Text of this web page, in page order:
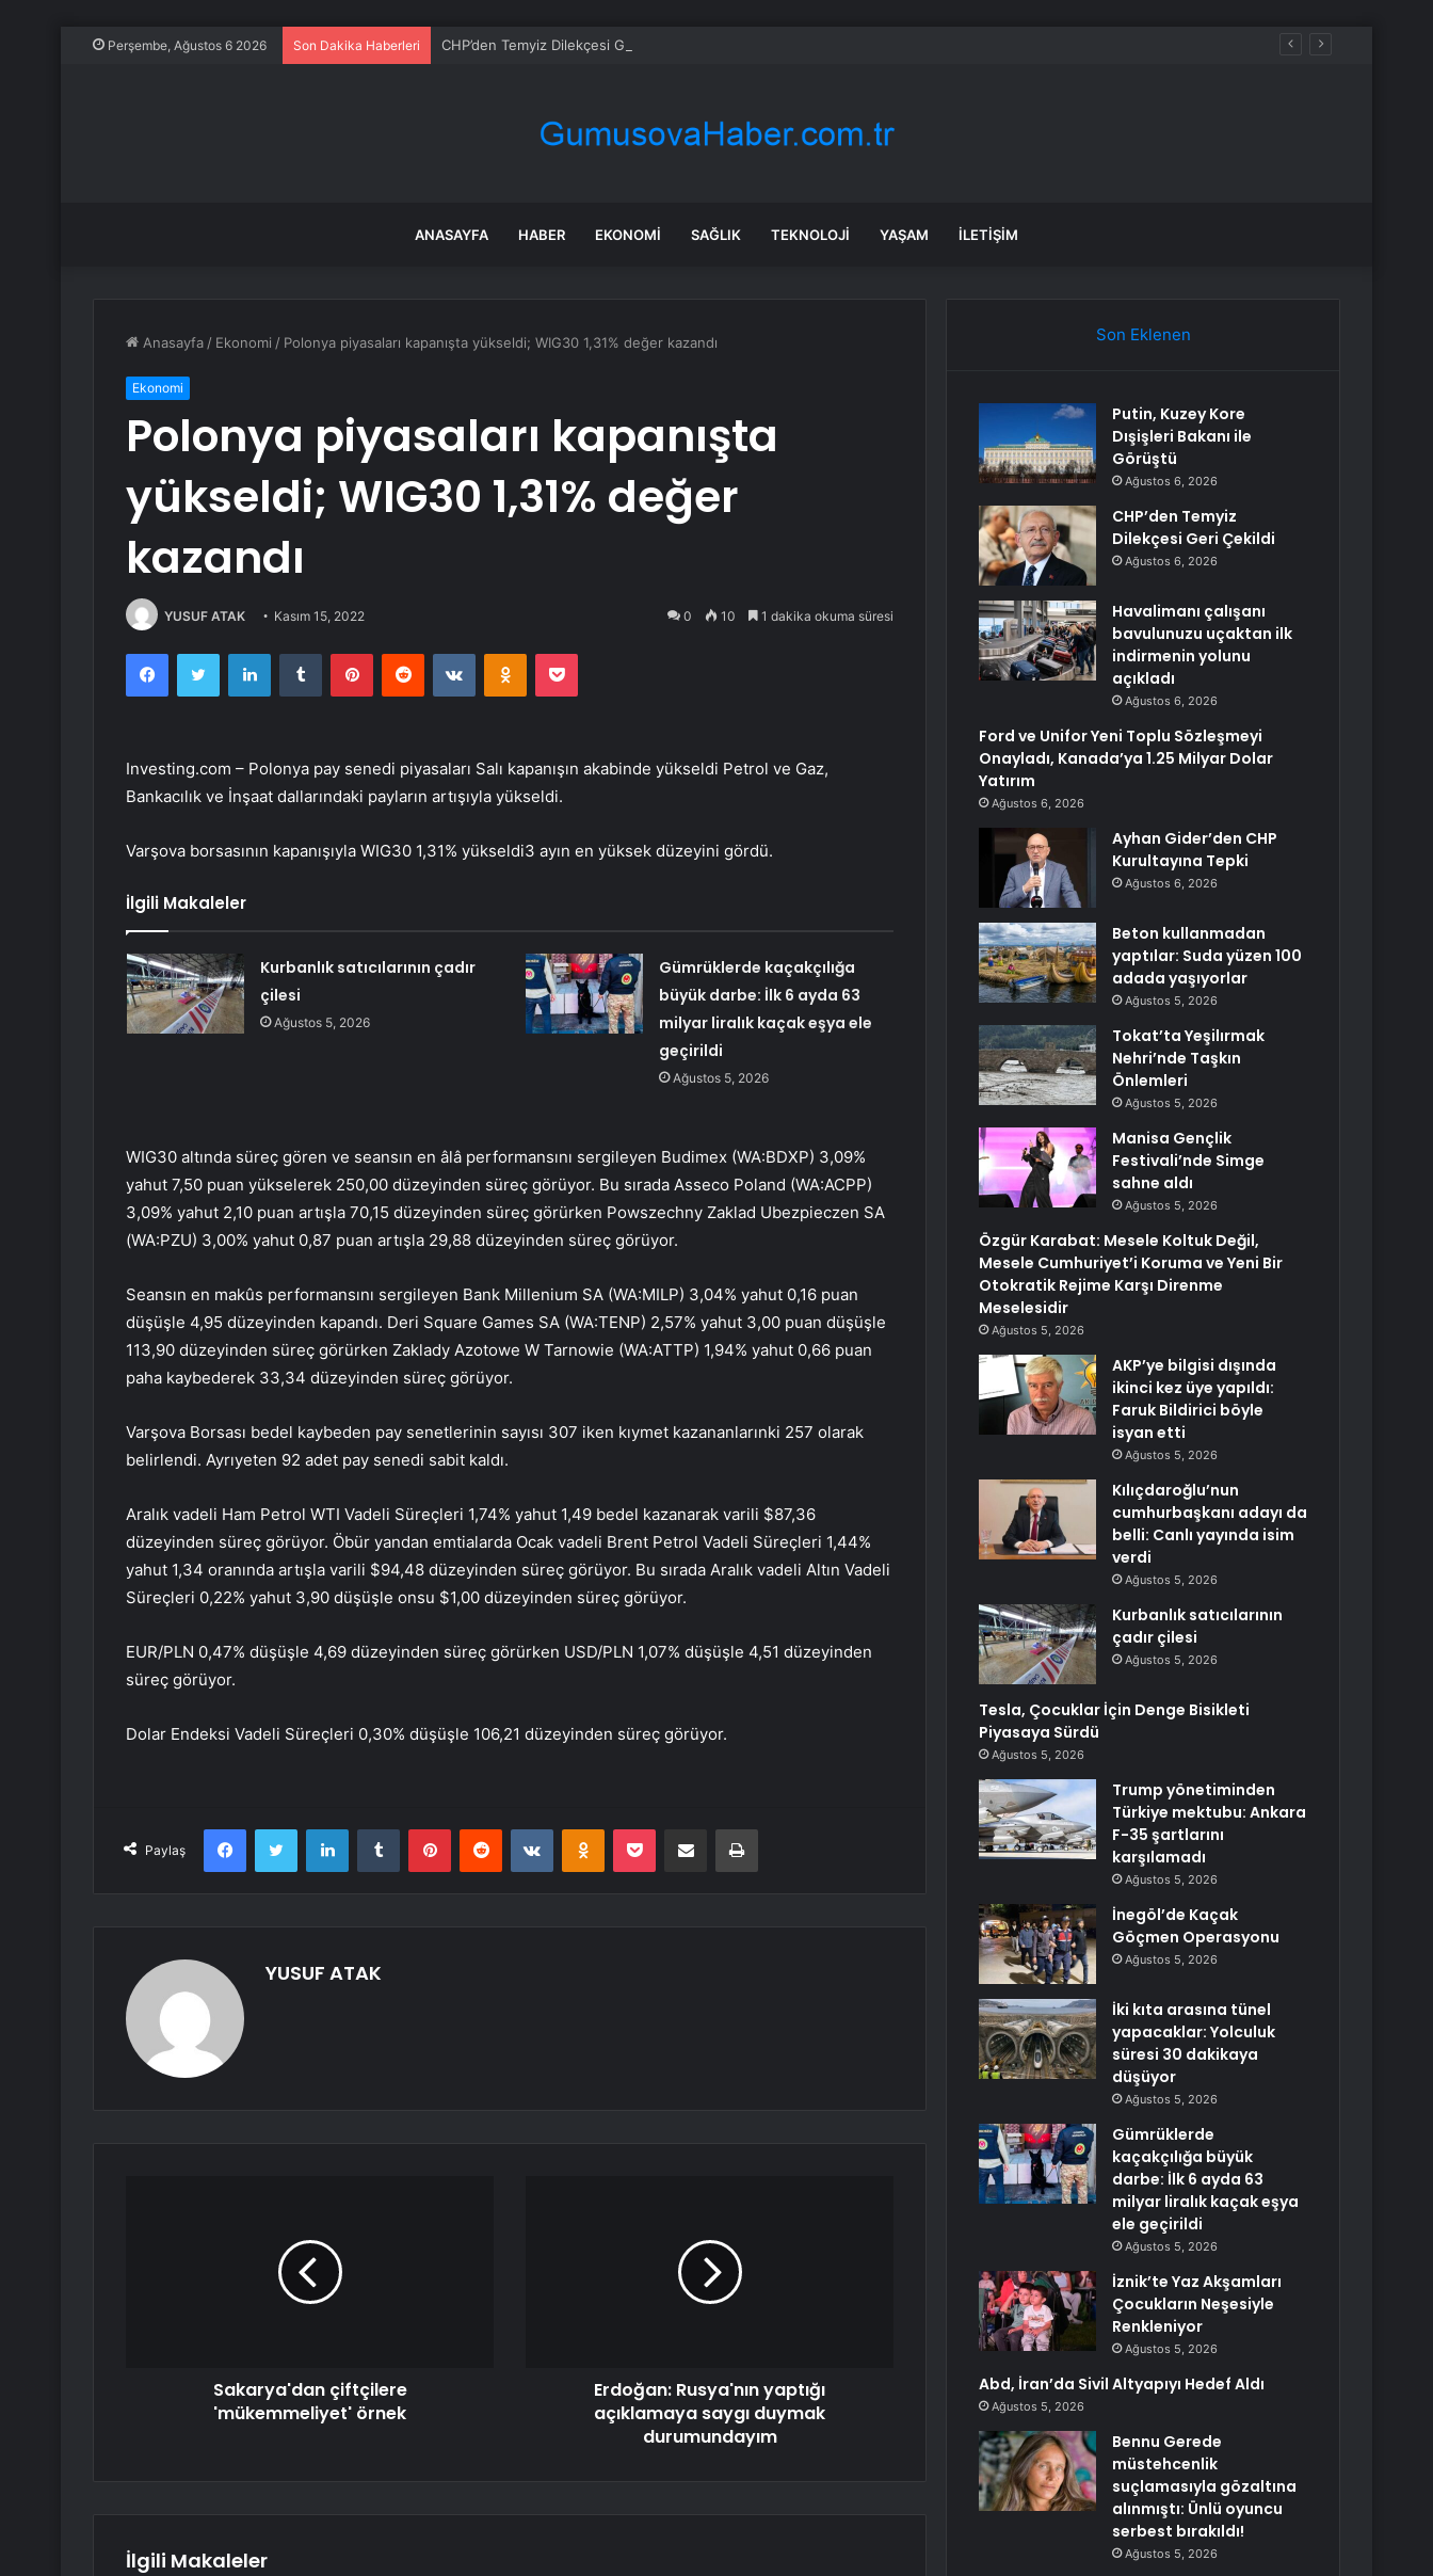
Perşembe, Ağustos 6 2026 Son Dakika Haberleri CHP’den Temyiz Dilekçesi Geri Çekildi
ANASAYFA HABER EKONOMI SAĞLIK TEKNOLOJI YAŞAM İLETIŞIM
Anasayfa / Ekonomi / Polonya piyasaları kapanışta yükseldi; WIG30 1,31% değer kazandı
Ekonomi
Polonya piyasaları kapanışta
yükseldi; WIG30 1,31% değer
kazandı
YUSUF ATAK Kasım 15, 2022 0 10 1 dakika okuma süresi
FacebookTwitter LinkedInTumblr PinterestReddit VKontakteOdnoklassniki
Pocket
Investing.com – Polonya pay senedi piyasaları Salı kapanışın akabinde yükseldi Petrol ve Gaz,
Bankacılık ve İnşaat dallarındaki payların artışıyla yükseldi.
Varşova borsasının kapanışıyla WIG30 1,31% yükseldi3 ayın en yüksek düzeyini gördü.
İlgili Makaleler
Kurbanlık satıcılarının çadır
çilesi
Ağustos 5, 2026
Gümrüklerde kaçakçılığa
büyük darbe: İlk 6 ayda 63
milyar liralık kaçak eşya ele
geçirildi
Ağustos 5, 2026
WIG30 altında süreç gören ve seansın en âlâ performansını sergileyen Budimex (WA:BDXP) 3,09%
yahut 7,50 puan yükselerek 250,00 düzeyinden süreç görüyor. Bu sırada Asseco Poland (WA:ACPP)
3,09% yahut 2,10 puan artışla 70,15 düzeyinden süreç görürken Powszechny Zaklad Ubezpieczen SA
(WA:PZU) 3,00% yahut 0,87 puan artışla 29,88 düzeyinden süreç görüyor.
Seansın en makûs performansını sergileyen Bank Millenium SA (WA:MILP) 3,04% yahut 0,16 puan
düşüşle 4,95 düzeyinden kapandı. Deri Square Games SA (WA:TENP) 2,57% yahut 3,00 puan düşüşle
113,90 düzeyinden süreç görürken Zaklady Azotowe W Tarnowie (WA:ATTP) 1,94% yahut 0,66 puan
paha kaybederek 33,34 düzeyinden süreç görüyor.
Varşova Borsası bedel kaybeden pay senetlerinin sayısı 307 iken kıymet kazananlarınki 257 olarak
belirlendi. Ayrıyeten 92 adet pay senedi sabit kaldı.
Aralık vadeli Ham Petrol WTI Vadeli Süreçleri 1,74% yahut 1,49 bedel kazanarak varili $87,36
düzeyinden süreç görüyor. Öbür yandan emtialarda Ocak vadeli Brent Petrol Vadeli Süreçleri 1,44%
yahut 1,34 oranında artışla varili $94,48 düzeyinden süreç görüyor. Bu sırada Aralık vadeli Altın Vadeli
Süreçleri 0,22% yahut 3,90 düşüşle onsu $1,00 düzeyinden süreç görüyor.
EUR/PLN 0,47% düşüşle 4,69 düzeyinden süreç görürken USD/PLN 1,07% düşüşle 4,51 düzeyinden
süreç görüyor.
Dolar Endeksi Vadeli Süreçleri 0,30% düşüşle 106,21 düzeyinden süreç görüyor.
Paylaş
FacebookTwitter LinkedInTumblr PinterestReddit VKontakteOdnoklassniki
Pocket E-Posta ile paylaş Yazdır
YUSUF ATAK
Sakarya'dan çiftçilere
'mükemmeliyet' örnek
Erdoğan: Rusya'nın yaptığı
açıklamaya saygı duymak
durumundayım
İlgili Makaleler
Son Eklenen
Putin, Kuzey Kore
Dışişleri Bakanı ile
Görüştü
Ağustos 6, 2026
CHP’den Temyiz
Dilekçesi Geri Çekildi
Ağustos 6, 2026
Havalimanı çalışanı
bavulunuzu uçaktan ilk
indirmenin yolunu
açıkladı
Ağustos 6, 2026
Ford ve Unifor Yeni Toplu Sözleşmeyi
Onayladı, Kanada’ya 1.25 Milyar Dolar
Yatırım
Ağustos 6, 2026
Ayhan Gider’den CHP
Kurultayına Tepki
Ağustos 6, 2026
Beton kullanmadan
yaptılar: Suda yüzen 100
adada yaşıyorlar
Ağustos 5, 2026
Tokat’ta Yeşilırmak
Nehri’nde Taşkın
Önlemleri
Ağustos 5, 2026
Manisa Gençlik
Festivali’nde Simge
sahne aldı
Ağustos 5, 2026
Özgür Karabat: Mesele Koltuk Değil,
Mesele Cumhuriyet’i Koruma ve Yeni Bir
Otokratik Rejime Karşı Direnme
Meselesidir
Ağustos 5, 2026
AKP’ye bilgisi dışında
ikinci kez üye yapıldı:
Faruk Bildirici böyle
isyan etti
Ağustos 5, 2026
Kılıçdaroğlu’nun
cumhurbaşkanı adayı da
belli: Canlı yayında isim
verdi
Ağustos 5, 2026
Kurbanlık satıcılarının
çadır çilesi
Ağustos 5, 2026
Tesla, Çocuklar İçin Denge Bisikleti
Piyasaya Sürdü
Ağustos 5, 2026
Trump yönetiminden
Türkiye mektubu: Ankara
F-35 şartlarını
karşılamadı
Ağustos 5, 2026
İnegöl’de Kaçak
Göçmen Operasyonu
Ağustos 5, 2026
İki kıta arasına tünel
yapacaklar: Yolculuk
süresi 30 dakikaya
düşüyor
Ağustos 5, 2026
Gümrüklerde
kaçakçılığa büyük
darbe: İlk 6 ayda 63
milyar liralık kaçak eşya
ele geçirildi
Ağustos 5, 2026
İznik’te Yaz Akşamları
Çocukların Neşesiyle
Renkleniyor
Ağustos 5, 2026
Abd, İran’da Sivil Altyapıyı Hedef Aldı
Ağustos 5, 2026
Bennu Gerede
müstehcenlik
suçlamasıyla gözaltına
alınmıştı: Ünlü oyuncu
serbest bırakıldı!
Ağustos 5, 2026